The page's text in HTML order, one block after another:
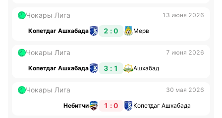
Чокары Лига 13 июня 2026
Копетдаг Ашхабада 2 : 0 Мерв
Чокары Лига 7 июня 2026
Копетдаг Ашхабада 3 : 1 Ашхабад
Чокары Лига 30 мая 2026
Небитчи 1 : 0 Копетдаг Ашхабада